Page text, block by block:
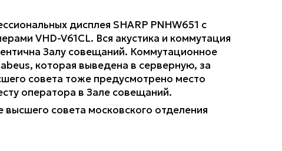
дисплея SHARP PNHW651 с
VHD-V61CL. Вся акустика и коммутация
Залу совещаний. Коммутационное
которая выведена в серверную, за
совета тоже предусмотрено место
оператора в Зале совещаний.